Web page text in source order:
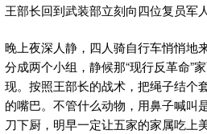
王部长回到武装部立刻向四位复员军
晚上夜深人静，四人骑自行车悄悄地
分成两个小组，静候那“现行反革命”
现。按照王部长的战术，把绳子结个
的嘴巴。不管什么动物，用鼻子喊叫
刀下厨，明早一定让五家的家属吃上